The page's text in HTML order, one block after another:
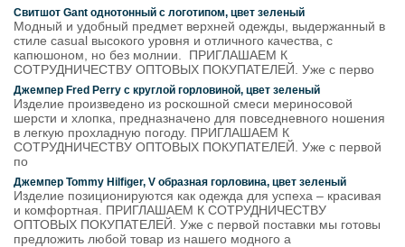
Свитшот Gant однотонный с логотипом, цвет зеленый
Модный и удобный предмет верхней одежды, выдержанный в
стиле casual высокого уровня и отличного качества, с
капюшоном, но без молнии. ПРИГЛАШАЕМ К
СОТРУДНИЧЕСТВУ ОПТОВЫХ ПОКУПАТЕЛЕЙ. Уже с перво
Джемпер Fred Perry с круглой горловиной, цвет зеленый
Изделие произведено из роскошной смеси мериносовой
шерсти и хлопка, предназначено для повседневного ношения
в легкую прохладную погоду. ПРИГЛАШАЕМ К
СОТРУДНИЧЕСТВУ ОПТОВЫХ ПОКУПАТЕЛЕЙ. Уже с первой
по
Джемпер Tommy Hilfiger, V образная горловина, цвет зеленый
Изделие позиционируются как одежда для успеха – красивая
и комфортная. ПРИГЛАШАЕМ К СОТРУДНИЧЕСТВУ
ОПТОВЫХ ПОКУПАТЕЛЕЙ. Уже с первой поставки мы готовы
предложить любой товар из нашего модного а